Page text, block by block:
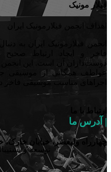
فیلار مونیک
انجمن فیلارمونیک ایران به
فاخر و ایجاد ارتباط
دوست‌داران آن است. این انجمن
عواطف همگانی از موسیقی
اجراهای مناسب موسیقی فاخر
ارتباط با ما
| آدرس ما
چهارراه ولیعصر، خیابان خارک،
توسعه و